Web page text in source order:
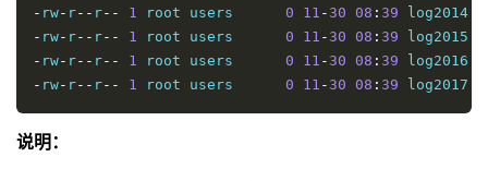
- rw- r-- r-- 1 root users 0 11 -30 08 : 39 log2014
- rw- r-- r-- 1 root users 0 11 -30 08 : 39 log2015
- rw- r-- r-- 1 root users 0 11 -30 08 : 39 log2016
- rw- r-- r-- 1 root users 0 11 -30 08 : 39 log2017
说明：